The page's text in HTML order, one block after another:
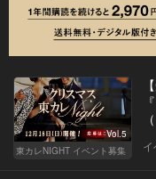
Vol.5
東カレNIGHT イベント募集
イ